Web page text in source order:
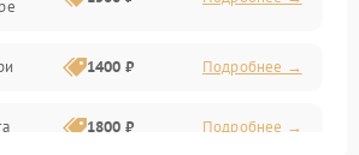
1400 ₽ Подробнее →
1800 ₽ Подробнее →